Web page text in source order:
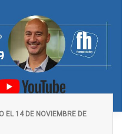
EL 14 DE NOVIEMBRE DE